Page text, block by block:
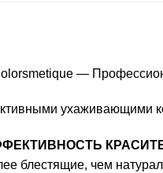
—
ухаживающими
блестящие, чем